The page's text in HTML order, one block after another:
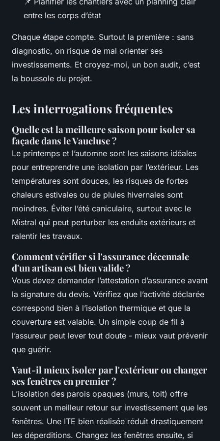
entre les corps d’état
Chaque étape compte. Surtout la première : sans
diagnostic, on risque de mal orienter ses
investissements. Et croyez-moi, un bon audit, c’est
la boussole du projet.
Les interrogations fréquentes
Quelle est la meilleure saison pour isoler sa
façade dans le Vaucluse ?
Le printemps et l’automne sont les saisons idéales
pour entreprendre une isolation par l’extérieur. Les
températures sont douces, les risques de fortes
chaleurs estivales ou de pluies hivernales sont
moindres. Éviter l’été caniculaire, surtout avec le
Mistral qui peut perturber les enduits extérieurs et
ralentir les travaux.
Comment vérifier si l'assurance décennale
d'un artisan est bien valide ?
Vous devez demander l’attestation d’assurance avant
la signature du devis. Vérifiez que l’activité déclarée
correspond bien à l’isolation thermique et que la
couverture est valable. Un simple coup de fil à
l’assureur peut lever tout doute - mieux vaut prévenir
que guérir.
Vaut-il mieux isoler par l'extérieur ou changer
ses fenêtres en premier ?
L’isolation des parois opaques (murs, toit) offre
souvent un meilleur retour sur investissement que les
fenêtres. Une ITE bien réalisée réduit drastiquement
les déperditions. Changez les fenêtres ensuite, si